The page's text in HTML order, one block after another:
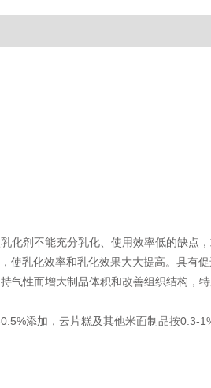
化剂不能充分乳化、使用效率低的缺点
使乳化效率和乳化效果大大提高。具有
气性而增大制品体积和改善组织结构，
添加，云片糕及其他米面制品按0.3-